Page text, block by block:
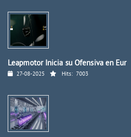
Leapmotor Inicia su Ofensiva en Eur
27-08-2025 Hits: 7003